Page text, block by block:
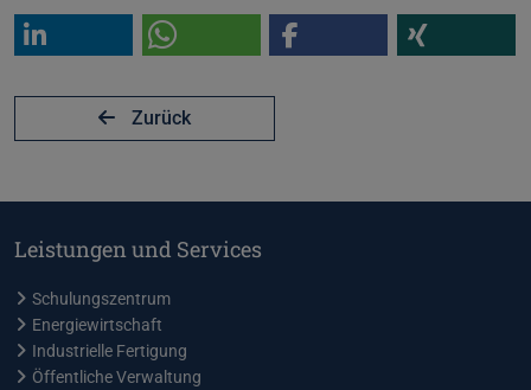
Zurück
Leistungen und Services
Schulungszentrum
Energiewirtschaft
Industrielle Fertigung
Öffentliche Verwaltung